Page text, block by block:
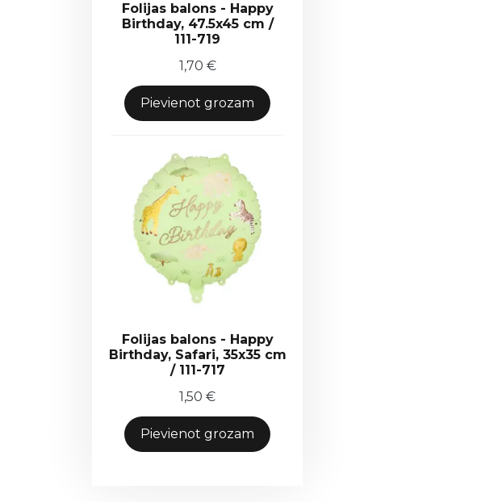
Folijas balons - Happy
Birthday, 47.5x45 cm /
111-719
1,70 €
Pievienot grozam
Folijas balons - Happy
Birthday, Safari, 35x35 cm
/ 111-717
1,50 €
Pievienot grozam